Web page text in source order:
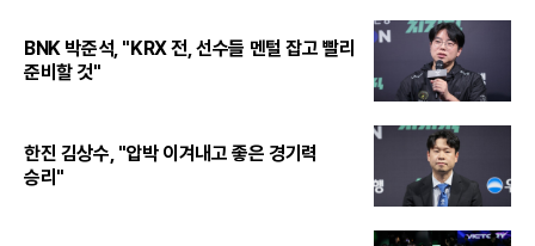
BNK 박준석, "KRX 전, 선수들 멘털 잡고 빨리
준비할 것"
한진 김상수, "압박 이겨내고 좋은 경기력
승리"